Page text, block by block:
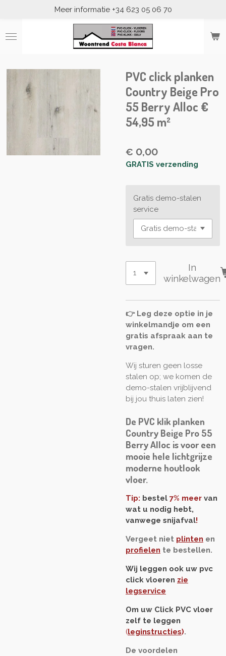
naar
Meer informatie +34 623 05 06 70
PVC click planken
Country Beige Pro
55 Berry Alloc €
54,95 m²
€ 0,00
GRATIS verzending
Gratis demo-stalen
service
In
winkelwagen
👉 Leg deze optie in je
winkelmandje om een
gratis afspraak aan te
vragen.
Wij sturen geen losse
stalen op; we komen de
demo-stalen vrijblijvend
bij jou thuis laten zien!
De PVC klik planken
Country Beige Pro 55
Berry Alloc is voor een
mooie hele lichtgrijze
moderne houtlook
vloer.
Tip: bestel 7% meer van
wat u nodig hebt,
vanwege snijafval!
Vergeet niet plinten en
profielen te bestellen.
Wij leggen ook uw pvc
click vloeren zie
legservice
Om uw Click PVC vloer
zelf te leggen
(leginstructies).
De voordelen